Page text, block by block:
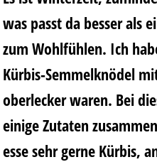
was passt da besser als
zum Wohlfühlen. Ich
Kürbis-Semmelknödel
oberlecker waren. Bei
einige Zutaten
esse sehr gerne Kürbis,